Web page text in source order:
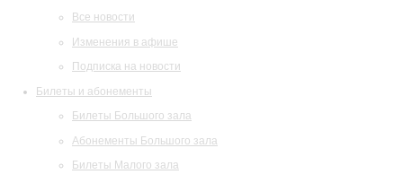
Все новости
Изменения в афише
Подписка на новости
Билеты и абонементы
Билеты Большого зала
Абонементы Большого зала
Билеты Малого зала